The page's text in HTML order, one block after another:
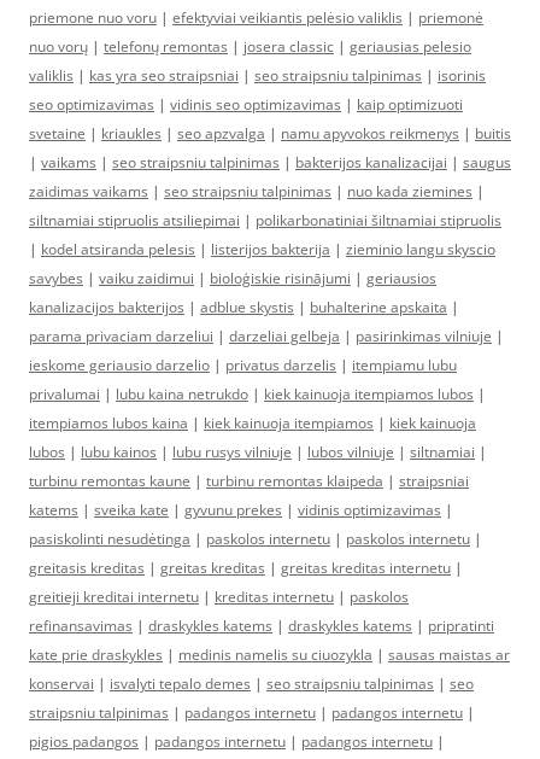
priemone nuo voru | efektyviai veikiantis pelėsio valiklis | priemonė
nuo vorų | telefonų remontas | josera classic | geriausias pelesio
valiklis | kas yra seo straipsniai | seo straipsniu talpinimas | isorinis
seo optimizavimas | vidinis seo optimizavimas | kaip optimizuoti
svetaine | kriaukles | seo apzvalga | namu apyvokos reikmenys | buitis
| vaikams | seo straipsniu talpinimas | bakterijos kanalizacijai | saugus
zaidimas vaikams | seo straipsniu talpinimas | nuo kada ziemines |
siltnamiai stipruolis atsiliepimai | polikarbonatiniai šiltnamiai stipruolis
| kodel atsiranda pelesis | listerijos bakterija | zieminio langu skyscio
savybes | vaiku zaidimui | bioloģiskie risinājumi | geriausios
kanalizacijos bakterijos | adblue skystis | buhalterine apskaita |
parama privaciam darzeliui | darzeliai gelbeja | pasirinkimas vilniuje |
ieskome geriausio darzelio | privatus darzelis | itempiamu lubu
privalumai | lubu kaina netrukdo | kiek kainuoja itempiamos lubos |
itempiamos lubos kaina | kiek kainuoja itempiamos | kiek kainuoja
lubos | lubu kainos | lubu rusys vilniuje | lubos vilniuje | siltnamiai |
turbinu remontas kaune | turbinu remontas klaipeda | straipsniai
katems | sveika kate | gyvunu prekes | vidinis optimizavimas |
pasiskolinti nesudėtinga | paskolos internetu | paskolos internetu |
greitasis kreditas | greitas kreditas | greitas kreditas internetu |
greitieji kreditai internetu | kreditas internetu | paskolos
refinansavimas | draskykles katems | draskykles katems | pripratinti
kate prie draskykles | medinis namelis su ciuozykla | sausas maistas ar
konservai | isvalyti tepalo demes | seo straipsniu talpinimas | seo
straipsniu talpinimas | padangos internetu | padangos internetu |
pigios padangos | padangos internetu | padangos internetu |